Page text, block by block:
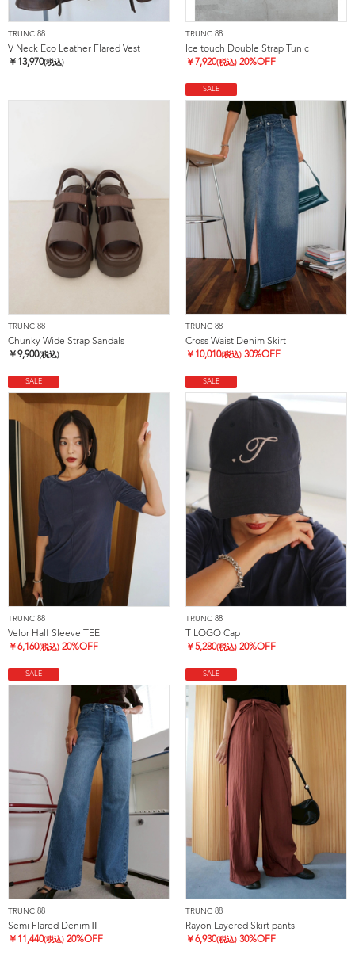
TRUNC 88
V Neck Eco Leather Flared Vest
￥ 13,970(税込)
TRUNC 88
Ice touch Double Strap Tunic
￥ 7,920(税込) 20%OFF
TRUNC 88
Chunky Wide Strap Sandals
￥9,900(税込)
SALE
TRUNC 88
Cross Waist Denim Skirt
￥ 10,010(税込) 30%OFF
SALE
TRUNC 88
Velor Half Sleeve TEE
￥6,160(税込) 20%OFF
SALE
TRUNC 88
T LOGO Cap
￥5,280(税込) 20%OFF
SALE
TRUNC 88
Semi Flared DenimⅡ
￥ 11,440(税込) 20%OFF
SALE
TRUNC 88
Rayon Layered Skirt pants
￥6,930(税込) 30%OFF